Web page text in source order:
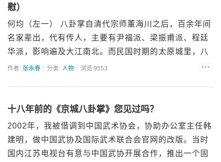
慰）
何均（左一） 八卦掌自清代宗师董海川之后，百余年间
名家辈出，代有传人，主要有尹福派、梁振甫派、程廷
华派，影响遍及大江南北。而民国时期的太原城里，八
卦掌还是很少见，专练八卦的名家几乎没有，最早只有
作者: 张永春 分类: 人物 浏览:9553
十八年前的《京城八卦掌》您见过吗？
2002年，我被借调到中国武术协会，协助办公室主任韩
建明，做中国武协及国际武术联合会官网的改版。当时
国内江苏电视台有意与中国武协开展合作，推出一个固